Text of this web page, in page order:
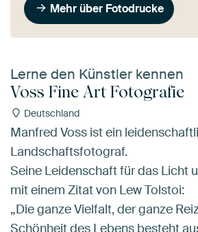
Mehr über Fotodrucke
Lerne den Künstler kennen
Voss Fine Art Fotografie
Deutschland
Manfred Voss ist ein
Landschaftsfotograf.
Seine Leidenschaft für das Licht
mit einem Zitat von Lew Tolstoi:
„Die ganze Vielfalt, der ganze
Schönheit des Lebens besteht